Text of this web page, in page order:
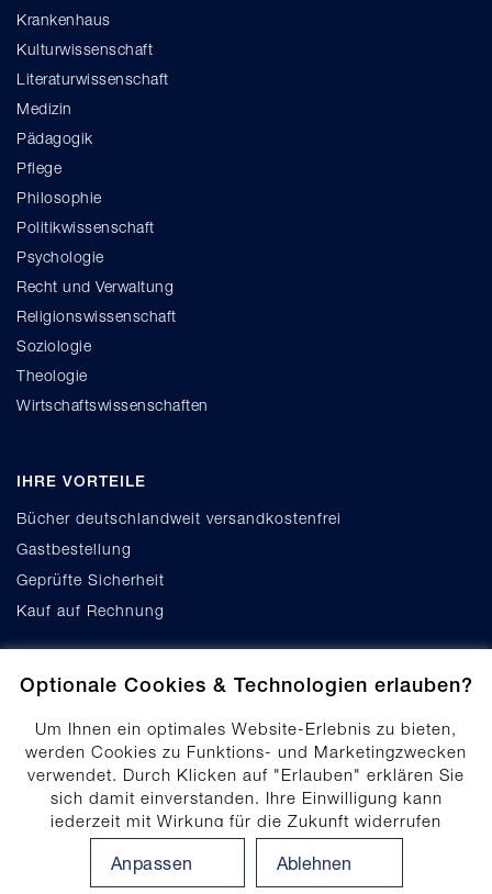
Optionale Cookies & Technologien erlauben?
Um Ihnen ein optimales Website-Erlebnis zu bieten,
werden Cookies zu Funktions- und Marketingzwecken
verwendet. Durch Klicken auf "Erlauben" erklären Sie
sich damit einverstanden. Ihre Einwilligung kann
jederzeit mit Wirkung für die Zukunft widerrufen
werden. Ihre Einwilligungs-Einstellungen können durch
Klicken auf "Anpassen" angepasst werden. Weitere
Informationen finden Sie in unserem
Anpassen Ablehnen
Krankenhaus
Kulturwissenschaft
Literaturwissenschaft
Medizin
Pädagogik
Pflege
Philosophie
Politikwissenschaft
Psychologie
Recht und Verwaltung
Religionswissenschaft
Soziologie
Theologie
Wirtschaftswissenschaften
IHRE VORTEILE
Bücher deutschlandweit versandkostenfrei
Gastbestellung
Geprüfte Sicherheit
Kauf auf Rechnung
Cookie-Einstellungen
Datenschutz
Produktsicherheit
Erklärung zur Barrierefreiheit